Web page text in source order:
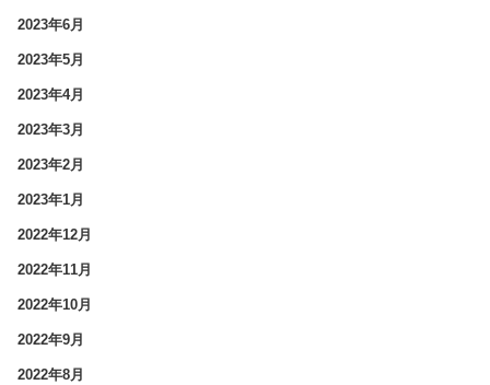
2023年6月
2023年5月
2023年4月
2023年3月
2023年2月
2023年1月
2022年12月
2022年11月
2022年10月
2022年9月
2022年8月